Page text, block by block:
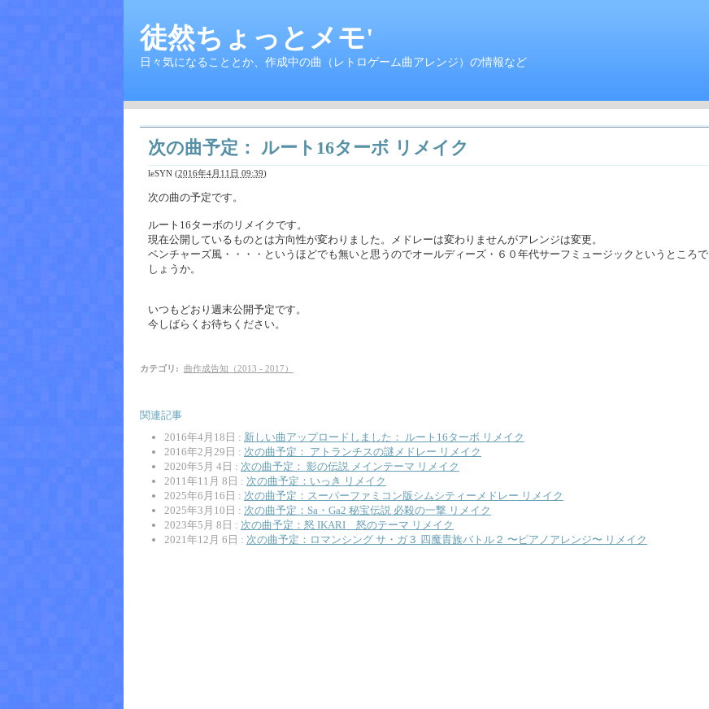
徒然ちょっとメモ'
日々気になることとか、作成中の曲（レトロゲーム曲アレンジ）の情報など
次の曲予定： ルート16ターボ リメイク
leSYN (2016年4月11日 09:39)
次の曲の予定です。
ルート16ターボのリメイクです。
現在公開しているものとは方向性が変わりました。メドレーは変わりませんがアレンジは変更。
ベンチャーズ風・・・・というほどでも無いと思うのでオールディーズ・６０年代サーフミュージックというところで
しょうか。
いつもどおり週末公開予定です。
今しばらくお待ちください。
カテゴリ : 曲作成告知（2013 - 2017）
関連記事
2016年4月18日 : 新しい曲アップロードしました： ルート16ターボ リメイク
2016年2月29日 : 次の曲予定： アトランチスの謎メドレー リメイク
2020年5月 4日 : 次の曲予定： 影の伝説 メインテーマ リメイク
2011年11月 8日 : 次の曲予定：いっき リメイク
2025年6月16日 : 次の曲予定：スーパーファミコン版シムシティーメドレー リメイク
2025年3月10日 : 次の曲予定：Sa・Ga2 秘宝伝説 必殺の一撃 リメイク
2023年5月 8日 : 次の曲予定：怒 IKARI 怒のテーマ リメイク
2021年12月 6日 : 次の曲予定：ロマンシング サ・ガ３ 四魔貴族バトル２ 〜ピアノアレンジ〜 リメイク